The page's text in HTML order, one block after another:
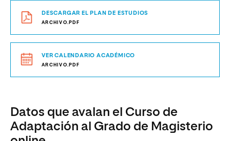
DESCARGAR EL PLAN DE ESTUDIOS
ARCHIVO.PDF
VER CALENDARIO ACADÉMICO
ARCHIVO.PDF
Datos que avalan el Curso de
Adaptación al Grado de Magisterio